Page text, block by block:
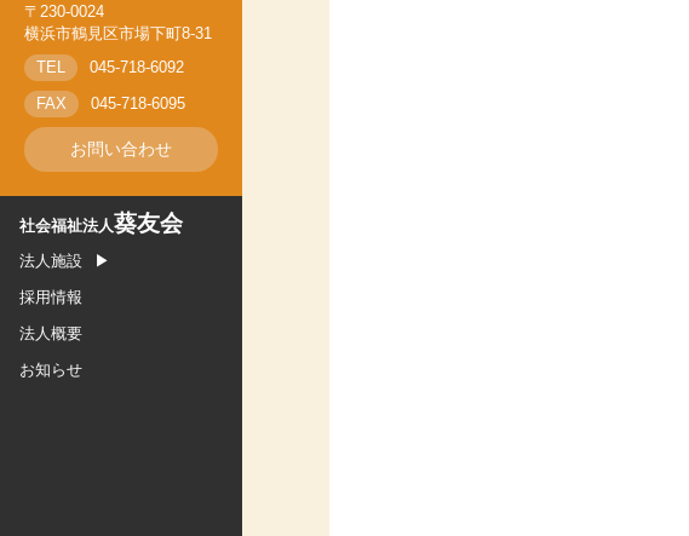
〒230-0024
横浜市鶴見区市場下町8-31
TEL
045-718-6092
FAX 045-718-6095
お問い合わせ
社会福祉法人葵友会
法人施設
採用情報
法人概要
お知らせ
オハナ鶴ヶ峰保育園
オハナ鶴見保育園